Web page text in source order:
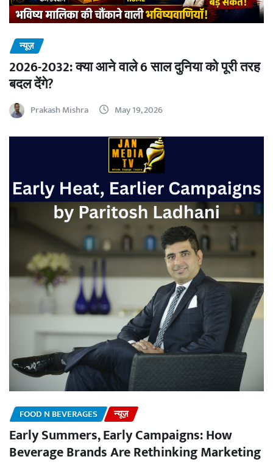
न्यूज़
2026-2032: क्या आने वाले 6 साल दुनिया को पूरी तरह
बदल देंगे?
Prakash Mishra May 19, 2026
FOOD N BEVERAGES न्यूज़
Early Summers, Early Campaigns: How
Beverage Brands Are Rethinking Marketing